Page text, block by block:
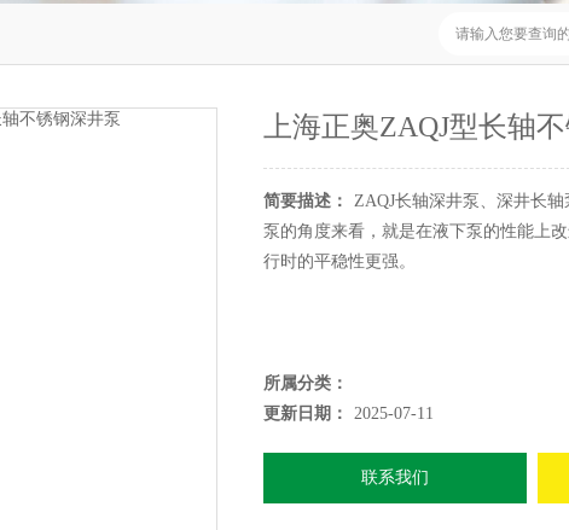
上海正奥ZAQJ型长轴
简要描述：
ZAQJ长轴深井泵、深井长
泵的角度来看，就是在液下泵的性能上
行时的平稳性更强。
所属分类：
更新日期：
2025-07-11
联系我们